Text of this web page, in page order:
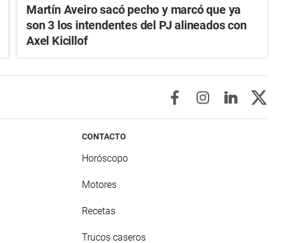
Martín Aveiro sacó pecho y marcó que ya
son 3 los intendentes del PJ alineados con
Axel Kicillof
CONTACTO
Horóscopo
Motores
Recetas
Trucos caseros